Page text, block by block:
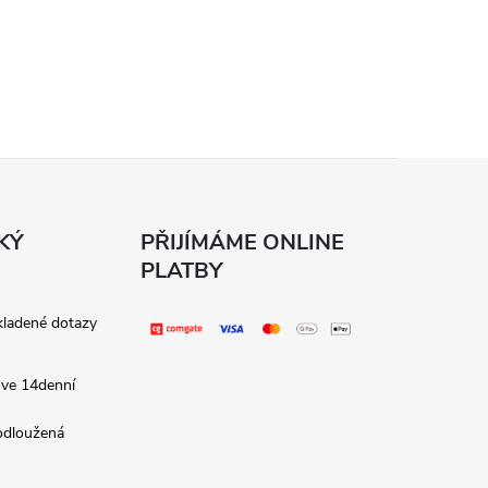
dotazy
14denní
PŘIJÍMÁME ONLINE
PLATBY